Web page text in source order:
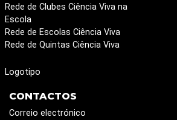
Rede de Clubes Ciência Viva na
Escola
Rede de Escolas Ciência Viva
Rede de Quintas Ciência Viva
Logotipo
CONTACTOS
Correio electrónico